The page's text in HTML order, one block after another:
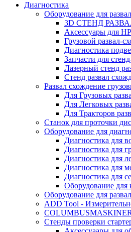
Диагностика
Оборудование для
3D СТЕНД
Аксессуары для
Грузовой развал-
Диагностика
Запчасти для
Лазерный стенд
Стенд развал
Развал схождение
Для Грузовых
Для Легковых
Для Тракторов
Станок для проточки
Оборудование для
Диагностика для
Диагностика для
Диагностика для
Диагностика для
Диагностика для
Оборудование для
Оборудование для
ADD Tool -
Стенды проверки